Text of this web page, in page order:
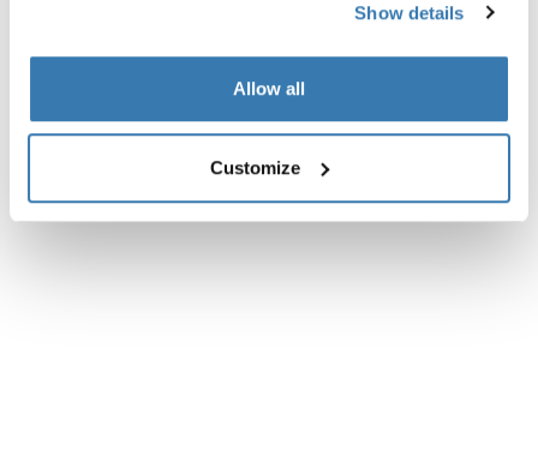
Show details
Allow all
Customize
Especificaciones técnicas
Toggle guides and instructions